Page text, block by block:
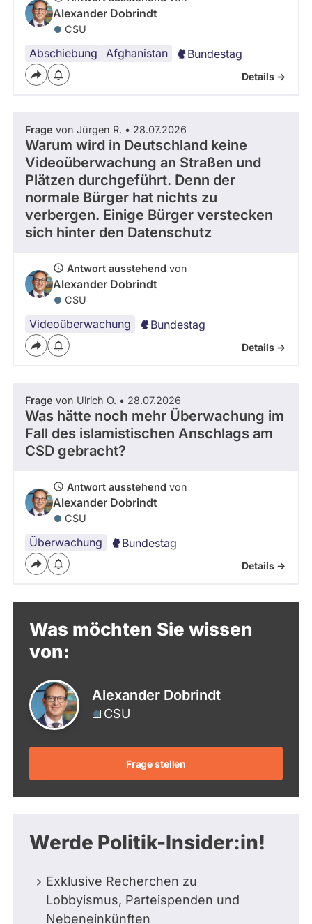
Alexander Dobrindt
CSU
Abschiebung Afghanistan Bundestag
Details ->
Frage von Jürgen R. • 28.07.2026
Warum wird in Deutschland keine
Videoüberwachung an Straßen und
Plätzen durchgeführt. Denn der
normale Bürger hat nichts zu
verbergen. Einige Bürger verstecken
sich hinter den Datenschutz
Antwort ausstehend von
Alexander Dobrindt
CSU
Videoüberwachung Bundestag
Details ->
Frage von Ulrich O. • 28.07.2026
Was hätte noch mehr Überwachung im
Fall des islamistischen Anschlags am
CSD gebracht?
Antwort ausstehend von
Alexander Dobrindt
CSU
Überwachung Bundestag
Details ->
Was möchten Sie wissen
von:
Alexander Dobrindt
CSU
Frage stellen
Werde Politik-Insider:in!
Exklusive Recherchen zu
Lobbyismus, Parteispenden und
Nebeneinkünften